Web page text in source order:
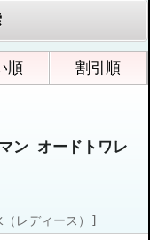
順 割引順
ン オードトワレ
レディース）]